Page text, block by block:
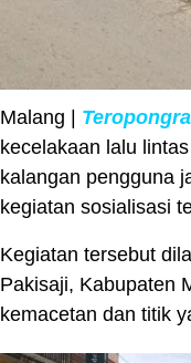
Malang |
kecelakaan lalu
kalangan pengguna
kegiatan sosialisasi
‎Kegiatan tersebut
Pakisaji, Kabupaten
kemacetan dan titik